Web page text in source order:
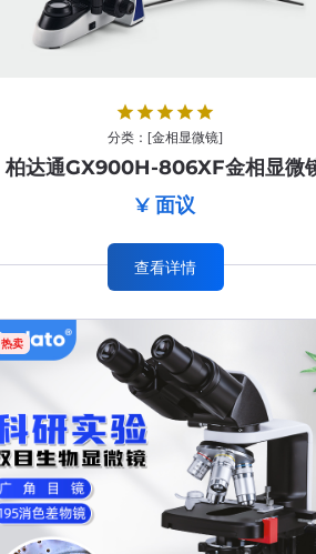
star star star star star
分类： [金相显微镜]
柏达通GX900H-806XF金相显微
¥ 面议
查看详情
热卖